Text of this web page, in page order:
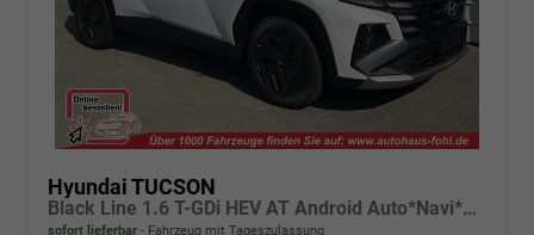
Hyundai TUCSON
Black Line 1.6 T-GDi HEV AT Android Auto*Navi*SHZ*Kamera*2Z Klimaauto*
sofort lieferbar Fahrzeug mit Tageszulassung